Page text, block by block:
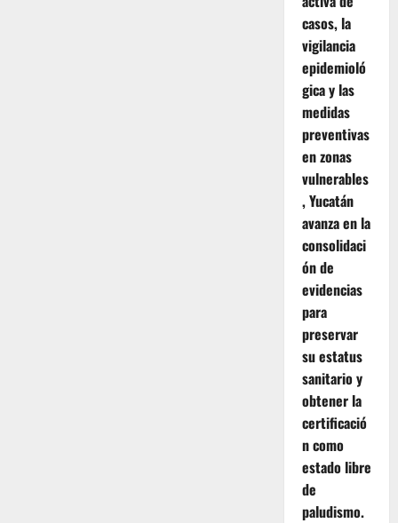
casos, la
vigilancia
epidemioló
gica y las
medidas
preventivas
en zonas
vulnerables
, Yucatán
avanza en la
consolidaci
ón de
evidencias
para
preservar
su estatus
sanitario y
obtener la
certificació
n como
estado libre
de
paludismo.